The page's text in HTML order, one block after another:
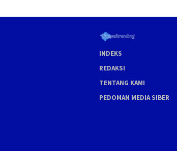
INDEKS
REDAKSI
TENTANG KAMI
PEDOMAN MEDIA SIBER